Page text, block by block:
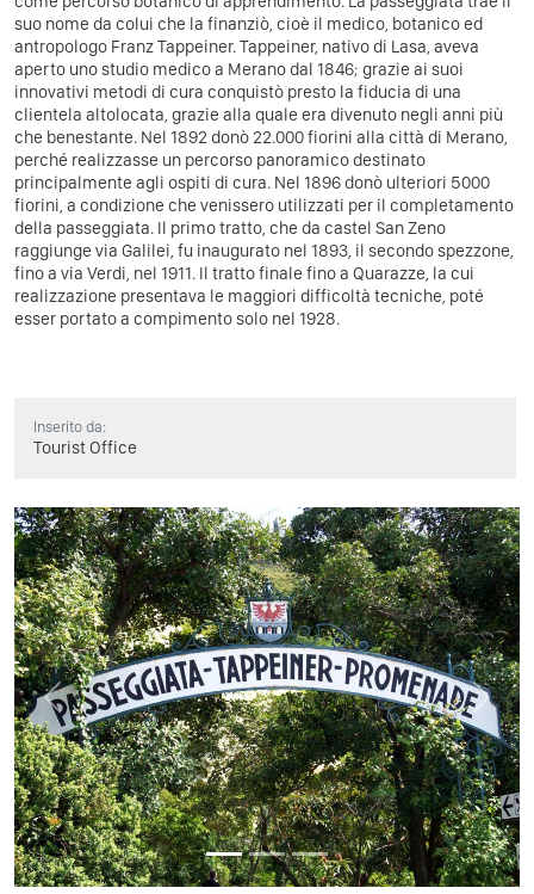
suo nome da colui che la finanziò, cioè il medico, botanico ed
antropologo Franz Tappeiner. Tappeiner, nativo di Lasa, aveva
aperto uno studio medico a Merano dal 1846; grazie ai suoi
innovativi metodi di cura conquistò presto la fiducia di una
clientela altolocata, grazie alla quale era divenuto negli anni più
che benestante. Nel 1892 donò 22.000 fiorini alla città di Merano,
perché realizzasse un percorso panoramico destinato
principalmente agli ospiti di cura. Nel 1896 donò ulteriori 5000
fiorini, a condizione che venissero utilizzati per il completamento
della passeggiata. Il primo tratto, che da castel San Zeno
raggiunge via Galilei, fu inaugurato nel 1893, il secondo spezzone,
fino a via Verdi, nel 1911. Il tratto finale fino a Quarazze, la cui
realizzazione presentava le maggiori difficoltà tecniche, poté
esser portato a compimento solo nel 1928.
Inserito da:
Tourist Office
Previous Next